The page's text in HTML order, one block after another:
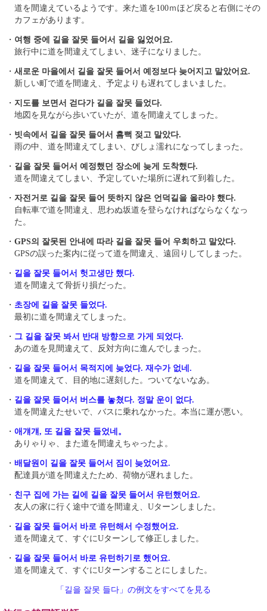
道を間違えているようです。来た道を100ｍほど戻ると右側にその
カフェがあります。
・ 여행 중에 길을 잘못 들어서 길을 잃었어요.
旅行中に道を間違えてしまい、迷子になりました。
・ 새로운 마을에서 길을 잘못 들어서 예정보다 늦어지고 말았어요.
新しい町で道を間違え、予定よりも遅れてしまいました。
・ 지도를 보면서 걷다가 길을 잘못 들었다.
地図を見ながら歩いていたが、道を間違えてしまった。
・ 빗속에서 길을 잘못 들어서 흠뻑 젖고 말았다.
雨の中、道を間違えてしまい、びしょ濡れになってしまった。
・ 길을 잘못 들어서 예정했던 장소에 늦게 도착했다.
道を間違えてしまい、予定していた場所に遅れて到着した。
・ 자전거로 길을 잘못 들어 뜻하지 않은 언덕길을 올라야 했다.
自転車で道を間違え、思わぬ坂道を登らなければならなくなっ
た。
・ GPS의 잘못된 안내에 따라 길을 잘못 들어 우회하고 말았다.
GPSの誤った案内に従って道を間違え、遠回りしてしまった。
・ 길을 잘못 들어서 헛고생만 했다.
道を間違えて骨折り損だった。
・ 초장에 길을 잘못 들었다.
最初に道を間違えてしまった。
・ 그 길을 잘못 봐서 반대 방향으로 가게 되었다.
あの道を見間違えて、反対方向に進んでしまった。
・ 길을 잘못 들어서 목적지에 늦었다. 재수가 없네.
道を間違えて、目的地に遅刻した。ついてないなあ。
・ 길을 잘못 들어서 버스를 놓쳤다. 정말 운이 없다.
道を間違えたせいで、バスに乗れなかった。本当に運が悪い。
・ 애걔걔, 또 길을 잘못 들었네。
ありゃりゃ、また道を間違えちゃったよ。
・ 배달원이 길을 잘못 들어서 짐이 늦었어요.
配達員が道を間違えたため、荷物が遅れました。
・ 친구 집에 가는 길에 길을 잘못 들어서 유턴했어요.
友人の家に行く途中で道を間違え、Uターンしました。
・ 길을 잘못 들어서 바로 유턴해서 수정했어요.
道を間違えて、すぐにUターンして修正しました。
・ 길을 잘못 들어서 바로 유턴하기로 했어요.
道を間違えて、すぐにUターンすることにしました。
「길을 잘못 들다」の例文をすべてを見る